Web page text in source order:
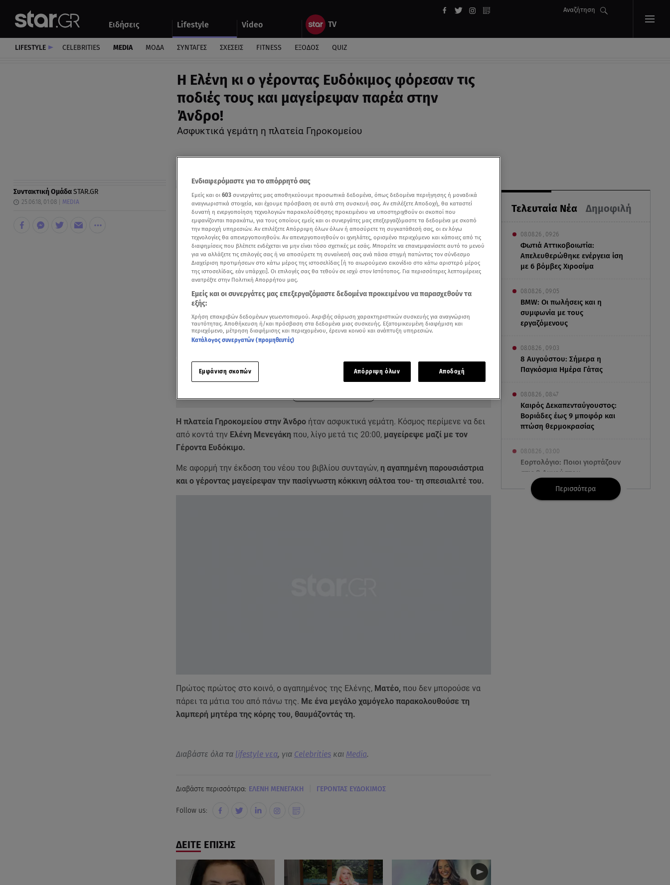
Ειδήσεις Lifestyle Video
Αναζήτηση
Αυτοκίνητο
LIFESTYLE CELEBRITIES MEDIA ΜΟΔΑ ΣΥΝΤΑΓΕΣ ΣΧΕΣΕΙΣ FITNESS ΕΞΟΔΟΣ QUIZ
Η Ελένη κι ο γέροντας Ευδόκιμος φόρεσαν τις
ποδιές τους και μαγείρεψαν παρέα στην
Άνδρο!
Ασφυκτικά γεμάτη η πλατεία Γηροκομείου
Τελευταία Νέα Δημοφιλή
08.08.26 , 09:26
Φωτιά Αττικοβοιωτία:
Απελευθερώθηκε ενέργεια ίση
με 6 βόμβες Χιροσίμα
08.08.26 , 09:05
BMW: Οι πωλήσεις και η
συμφωνία με τους
εργαζόμενους
08.08.26 , 09:03
8 Αυγούστου: Σήμερα η
Παγκόσμια Ημέρα Γάτας
08.08.26 , 08:47
Καιρός Δεκαπενταύγουστος:
Βοριάδες έως 9 μποφόρ και
πτώση θερμοκρασίας
08.08.26 , 03:00
Εορτολόγιο: Ποιοι γιορτάζουν
στις 8 Αυγούστου
07.08.26 , 22:40
Περισσότερα
Συντακτική ΟμάδαSTAR.GR
25.06.18, 01:08 MEDIA
Δείτε περισσότερα άρθρα μας στα αποτελέσματα αναζήτησης
Η πλατεία Γηροκομείου στην Άνδροήταν ασφυκτικά γεμάτη. Κόσμος περίμενε να δει
από κοντά την Ελένη Μενεγάκη που, λίγο μετά τις 20:00, μαγείρεψε μαζί με τον
Γέροντα Ευδόκιμο.
Με αφορμή την έκδοση του νέου του βιβλίου συνταγών,η αγαπημένη παρουσιάστρια
και ο γέροντας μαγείρεψαν την πασίγνωστη κόκκινη σάλτσα του- τη σπεσιαλιτέ του.
Πρώτος πρώτος στο κοινό, ο αγαπημένος της Ελένης, Ματέο, που δεν μπορούσε να
πάρει τα μάτια του από πάνω της. Με ένα μεγάλο χαμόγελο παρακολουθούσε τη
λαμπερή μητέρα της κόρης του, θαυμάζοντάς τη.
Διαβάστε όλα τα lifestyle νεα, για Celebritiesκαι Media.
Διαβάστε περισσότερα: ΕΛΕΝΗ ΜΕΝΕΓΑΚΗ ΓΕΡΟΝΤΑΣ ΕΥΔΟΚΙΜΟΣ
Follow us:
ΔΕΙΤΕ ΕΠΙΣΗΣ
Ενδιαφερόμαστε για το απόρρητό σας
Εμείς και οι 603 συνεργάτες μας αποθηκεύουμε προσωπικά δεδομένα, όπως δεδομένα περιήγησης ή μοναδικά
αναγνωριστικά στοιχεία, και έχουμε πρόσβαση σε αυτά στη συσκευή σας. Αν επιλέξετε Αποδοχή, θα καταστεί
δυνατή η ενεργοποίηση τεχνολογιών παρακολούθησης προκειμένου να υποστηριχθούν οι σκοποί που
εμφανίζονται παρακάτω, για τους οποίους εμείς και οι συνεργάτες μας επεξεργαζόμαστε τα δεδομένα με σκοπό
την παροχή υπηρεσιών. Αν επιλέξετε Απόρριψη όλων όλων ή αποσύρετε τη συγκατάθεσή σας, οι εν λόγω
τεχνολογίες θα απενεργοποιηθούν. Αν απενεργοποιηθούν οι ιχνηλάτες, ορισμένο περιεχόμενο και κάποιες από τις
διαφημίσεις που βλέπετε ενδέχεται να μην είναι τόσο σχετικές με εσάς. Μπορείτε να επανεμφανίσετε αυτό το μενού
για να αλλάξετε τις επιλογές σας ή να αποσύρετε τη συναίνεσή σας ανά πάσα στιγμή πατώντας τον σύνδεσμο
Διαχείριση προτιμήσεων στο κάτω μέρος της ιστοσελίδας [ή το αιωρούμενο εικονίδιο στο κάτω αριστερό μέρος
της ιστοσελίδας, εάν υπάρχει]. Οι επιλογές σας θα τεθούν σε ισχύ στον Ιστότοπος. Για περισσότερες λεπτομέρειες
ανατρέξτε στην Πολιτική Απορρήτου μας.
Εμείς και οι συνεργάτες μας επεξεργαζόμαστε δεδομένα προκειμένου να παρασχεθούν τα
εξής:
Χρήση επακριβών δεδομένων γεωεντοπισμού. Ακριβής σάρωση χαρακτηριστικών συσκευής για αναγνώριση
ταυτότητας. Αποθήκευση ή/και πρόσβαση στα δεδομένα μιας συσκευής. Εξατομικευμένη διαφήμιση και
περιεχόμενο, μέτρηση διαφήμισης και περιεχομένου, έρευνα κοινού και ανάπτυξη υπηρεσιών.
Κατάλογος συνεργατών (προμηθευτές)
Εμφάνιση σκοπών Απόρριψη όλων Αποδοχή